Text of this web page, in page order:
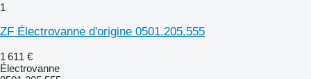
1
ZF Électrovanne d'origine 0501.205.555
1 611 €
Électrovanne